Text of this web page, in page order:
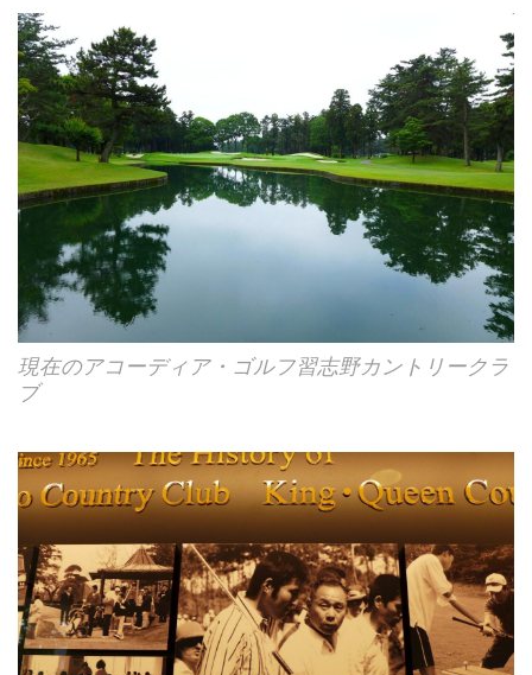
現在のアコーディア・ゴルフ習志野カントリークラ
ブ